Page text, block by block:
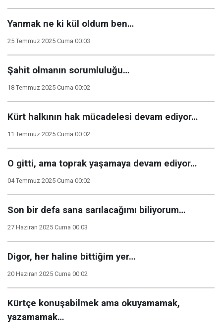
Yanmak ne ki kül oldum ben…
25 Temmuz 2025 Cuma 00:03
Şahit olmanın sorumluluğu…
18 Temmuz 2025 Cuma 00:02
Kürt halkının hak mücadelesi devam ediyor…
11 Temmuz 2025 Cuma 00:02
O gitti, ama toprak yaşamaya devam ediyor…
04 Temmuz 2025 Cuma 00:02
Son bir defa sana sarılacağımı biliyorum…
27 Haziran 2025 Cuma 00:03
Digor, her haline bittiğim yer…
20 Haziran 2025 Cuma 00:02
Kürtçe konuşabilmek ama okuyamamak,
yazamamak…